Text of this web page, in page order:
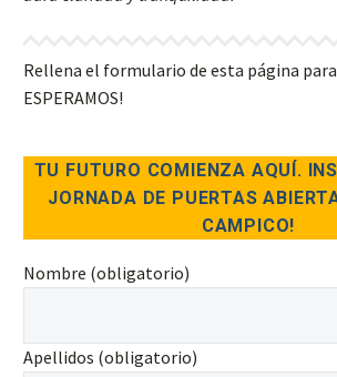
Rellena el formulario de esta página
ESPERAMOS!
TU FUTURO COMIENZA AQUÍ.
JORNADA DE PUERTAS
CAMPICO!
Nombre (obligatorio)
Apellidos (obligatorio)